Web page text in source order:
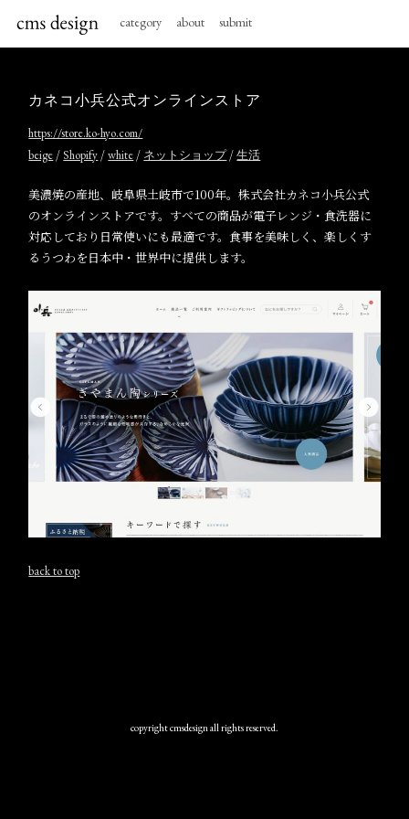
category about submit
カネコ小兵公式オンラインストア
https://store.ko-hyo.com/
beige / Shopify /white / ネットショップ/生活
美濃焼の産地、岐阜県土岐市で100年。株式会社カネコ小兵公式
のオンラインストアです。すべての商品が電子レンジ・食洗器に
対応しており日常使いにも最適です。食事を美味しく、楽しくす
るうつわを日本中・世界中に提供します。
back to top
copyright cmsdesign all rights reserved.